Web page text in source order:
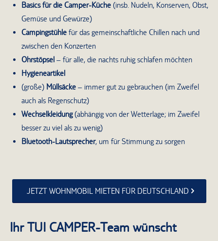
Basics für die Camper-Küche (insb. Nudeln, Konserven, Obst,
Gemüse und Gewürze)
Campingstühle für das gemeinschaftliche Chillen nach und
zwischen den Konzerten
Ohrstöpsel – für alle, die nachts ruhig schlafen möchten
Hygieneartikel
(große) Müllsäcke – immer gut zu gebrauchen (im Zweifel
auch als Regenschutz)
Wechselkleidung(abhängig von der Wetterlage; im Zweifel
besser zu viel als zu wenig)
Bluetooth-Lautsprecher, um für Stimmung zu sorgen
JETZT WOHNMOBIL MIETEN FÜR DEUTSCHLAND
Ihr TUI CAMPER-Team wünscht